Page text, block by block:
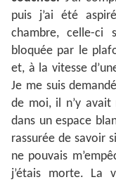
puis j’ai été
chambre, celle-ci
bloquée par le
et, à la vitesse
Je me suis
de moi, il n’y avait
dans un espace
rassurée de savoir
ne pouvais
j’étais morte. La